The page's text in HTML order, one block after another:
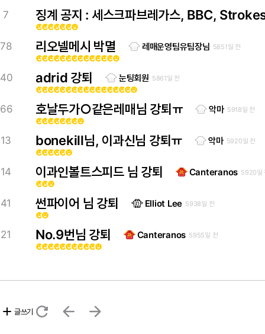
7
emoji_emotionsemoji_emotionsemoji_emotionsemoji_emotionsemoji_emotionsemoji_emotionsemoji_emotions
징계 공지 : 세스크파브레가스, BBC,
78
emoji_emotionsemoji_emotionsemoji_emotionsemoji_emotionsemoji_emotionsemoji_emotionsemoji_emotionsemoji_emotionsemoji_emotionsemoji_emotionsemoji_emotionsemoji_emotionsemoji_emotionsemoji_emotions
리오넬메시 박멸 레매운영팀유팀장님 5851일 전
40
emoji_emotionsemoji_emotionsemoji_emotionsemoji_emotionsemoji_emotionsemoji_emotionsemoji_emotionsemoji_emotionsemoji_emotionsemoji_emotionsemoji_emotionsemoji_emotionsemoji_emotionsemoji_emotionsemoji_emotionsemoji_emotionsemoji_emotions
adrid 강퇴 눈팅회원 5861일 전
66
emoji_emotionsemoji_emotionsemoji_emotionsemoji_emotionsemoji_emotionsemoji_emotionsemoji_emotionsemoji_emotions
호날두가○같은레매님 강퇴ㅠ 악마 5918일 전
13
emoji_emotionsemoji_emotionsemoji_emotionsemoji_emotionsemoji_emotionsemoji_emotions
bonekill님, 이과신님 강퇴ㅠ 악마 5920일 전
14
emoji_emotionsemoji_emotionsemoji_emotions
이과인볼트스피드 님 강퇴 Canteranos 5920일
41
emoji_emotionsemoji_emotions
썬파이어 님 강퇴 Elliot Lee 5938일 전
21
emoji_emotionsemoji_emotionsemoji_emotionsemoji_emotionsemoji_emotionsemoji_emotionsemoji_emotionsemoji_emotionsemoji_emotionsemoji_emotionsemoji_emotions
No.9번님 강퇴 Canteranos 5955일 전
add 글쓰기 refresh arrow_back arrow_forward